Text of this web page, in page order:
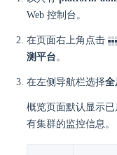
Web 控制台。
在页面右上角点击
测平台。
在左侧导航栏选择全
概览页面默认显示已
有集群的监控信息。